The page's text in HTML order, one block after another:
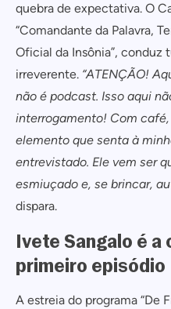
quebra de expectativa. O
“Comandante da Palavra,
Oficial da Insônia”,
irreverente. “ATENÇÃO!
não é podcast. Isso aqui
interrogamento! Com
elemento que senta à
entrevistado. Ele vem ser
esmiuçado e, se brincar,
dispara.
Ivete Sangalo é a
primeiro episódio
A estreia do programa “De